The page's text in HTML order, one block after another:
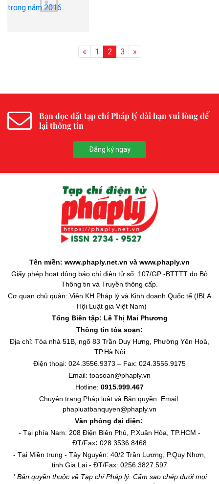
« 1 2 3 »
Bạn đọc đặt tạp chí Pháp lý dài hạn vui lòng để
lại thông tin
Đăng ký ngay
Tên miền: www.phaply.net.vn và www.phaply.vn
Giấy phép hoạt động báo chí điện tử số: 107/GP -BTTTT do Bộ
Thông tin và Truyền thông cấp.
Cơ quan chủ quản: Viện KH Pháp lý và Kinh doanh Quốc tế (IBLA
- Hội Luật gia Việt Nam)
Tổng Biên tập: Lê Thị Mai Phương
Thông tin tòa soạn:
Địa chỉ: Tòa nhà 51B, ngõ 83 Trần Duy Hưng, Phường Yên Hoà,
TP.Hà Nội
Điện thoại: 024.3556.9373 – Fax: 024.3556.9175
Email: toasoan@phaply.vn
Hotline: 0915.999.467
Chuyên trang Pháp luật và Bản quyền: Email:
phapluatbanquyen@phaply.vn
Văn phòng đại diện:
- Tại phía Nam: 208 Điện Biên Phủ, P.Xuân Hòa, TP.HCM -
ĐT/Fax: 028.3536.8468
- Tại Miền trung - Tây Nguyên: 40/2 Trần Lương, P.Quy Nhơn,
tỉnh Gia Lai - ĐT/Fax: 0256.3827.597
* Bản quyền thuộc về Tạp chí Pháp lý. Cấm sao chép dưới mọi